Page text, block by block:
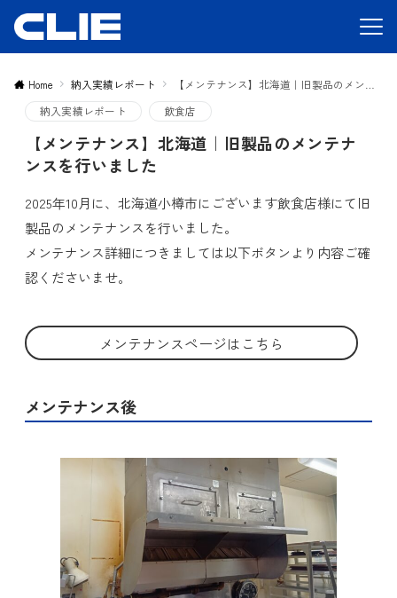
Home 納入実績レポート
【メンテナンス】北海道｜旧製品のメンテナンスを行いました
納入実績レポート
飲食店
【メンテナンス】北海道｜旧製品のメンテナ
ンスを行いました
2025年10月に、北海道小樽市にございます飲食店様にて旧
製品のメンテナンスを行いました。
メンテナンス詳細につきましては以下ボタンより内容ご確
認くださいませ。
メンテナンスページはこちら
メンテナンス後